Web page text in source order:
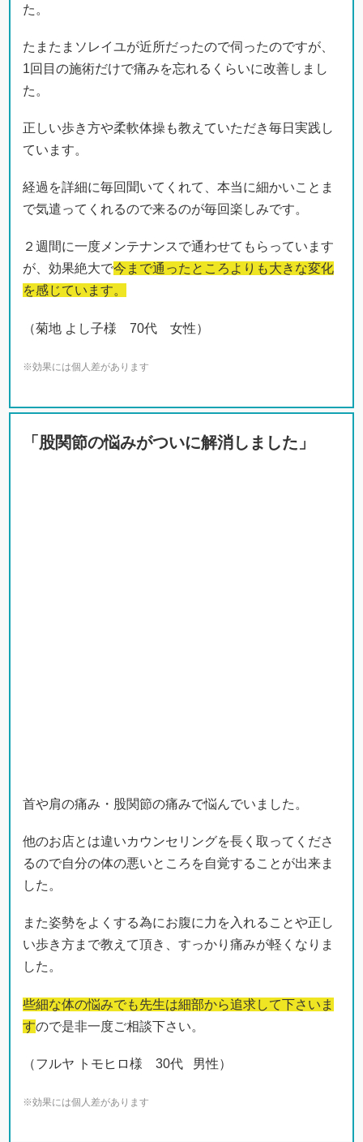
た。
たまたまソレイユが近所だったので伺ったのですが、
1回目の施術だけで痛みを忘れるくらいに改善しまし
た。
正しい歩き方や柔軟体操も教えていただき毎日実践し
ています。
経過を詳細に毎回聞いてくれて、本当に細かいことま
で気遣ってくれるので来るのが毎回楽しみです。
２週間に一度メンテナンスで通わせてもらっています
が、効果絶大で今まで通ったところよりも大きな変化
を感じています。
（菊地 よし子様 70代 女性）
※効果には個人差があります
「股関節の悩みがついに解消しました」
い歩き方まで教えて頂き、すっかり痛みが軽くなりま
した。
す ので是非一度ご相談下さい。
（フルヤ トモヒロ様 30代 男性）
※効果には個人差があります
とは喜びでしかありません」